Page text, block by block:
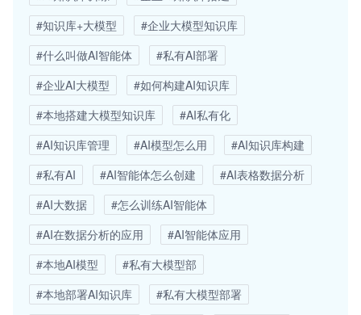
#知识库+大模型
#企业大模型知识库
#什么叫做AI智能体
#私有AI部署
#企业AI大模型
#如何构建AI知识库
#本地搭建大模型知识库
#AI私有化
#AI知识库管理
#AI模型怎么用
#AI知识库构建
#私有AI
#AI智能体怎么创建
#AI表格数据分析
#AI大数据
#怎么训练AI智能体
#AI在数据分析的应用
#AI智能体应用
#本地AI模型
#私有大模型部
#本地部署AI知识库
#私有大模型部署